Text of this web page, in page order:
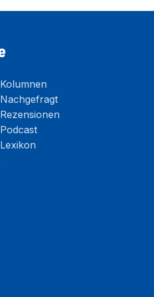
Kolumnen
Nachgefragt
Rezensionen
Podcast
Lexikon